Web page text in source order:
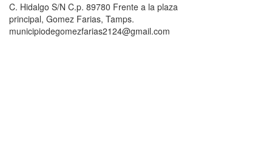
C. Hidalgo S/N C.p. 89780 Frente a la plaza
principal, Gomez Farias, Tamps.
municipiodegomezfarias2124@gmail.com